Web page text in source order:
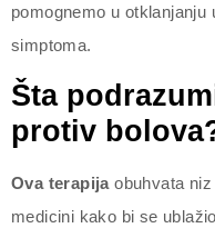
pomognemo u
simptoma.
Šta
protiv
Ova terapijaobuhvata
medicini kako bi se